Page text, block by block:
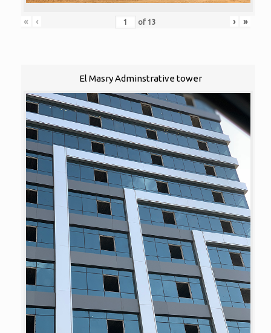
« ‹ of 13 › »
El Masry Adminstrative tower